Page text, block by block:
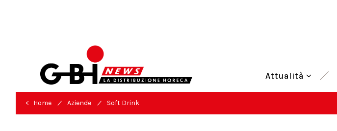
Attualità
< Home / Aziende / Soft Drink